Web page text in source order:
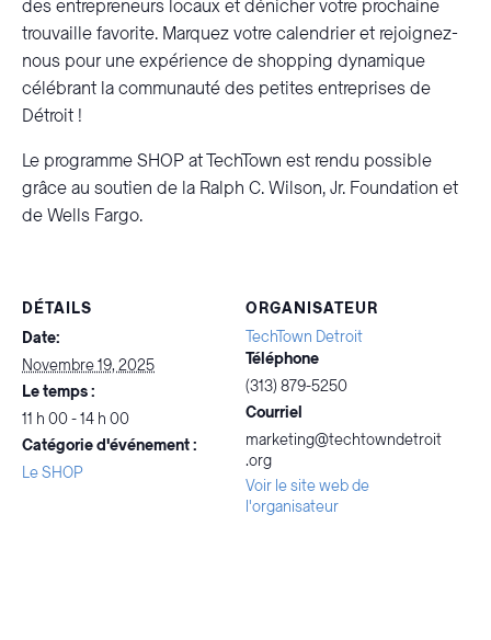
des entrepreneurs locaux et dénicher votre prochaine
trouvaille favorite. Marquez votre calendrier et rejoignez-
nous pour une expérience de shopping dynamique
célébrant la communauté des petites entreprises de
Détroit !
Le programme SHOP at TechTown est rendu possible
grâce au soutien de la Ralph C. Wilson, Jr. Foundation et
de Wells Fargo.
DÉTAILS
Date:
Novembre 19, 2025
Le temps :
11 h 00 - 14 h 00
Catégorie d'événement :
Le SHOP
ORGANISATEUR
TechTown Detroit
Téléphone
(313) 879-5250
Courriel
marketing@techtowndetroit
.org
Voir le site web de
l'organisateur